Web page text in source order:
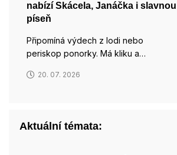
nabízí Skácela, Janáčka i slavnou
píseň
Připomíná výdech z lodi nebo
periskop ponorky. Má kliku a…
20. 07. 2026
Aktuální témata: